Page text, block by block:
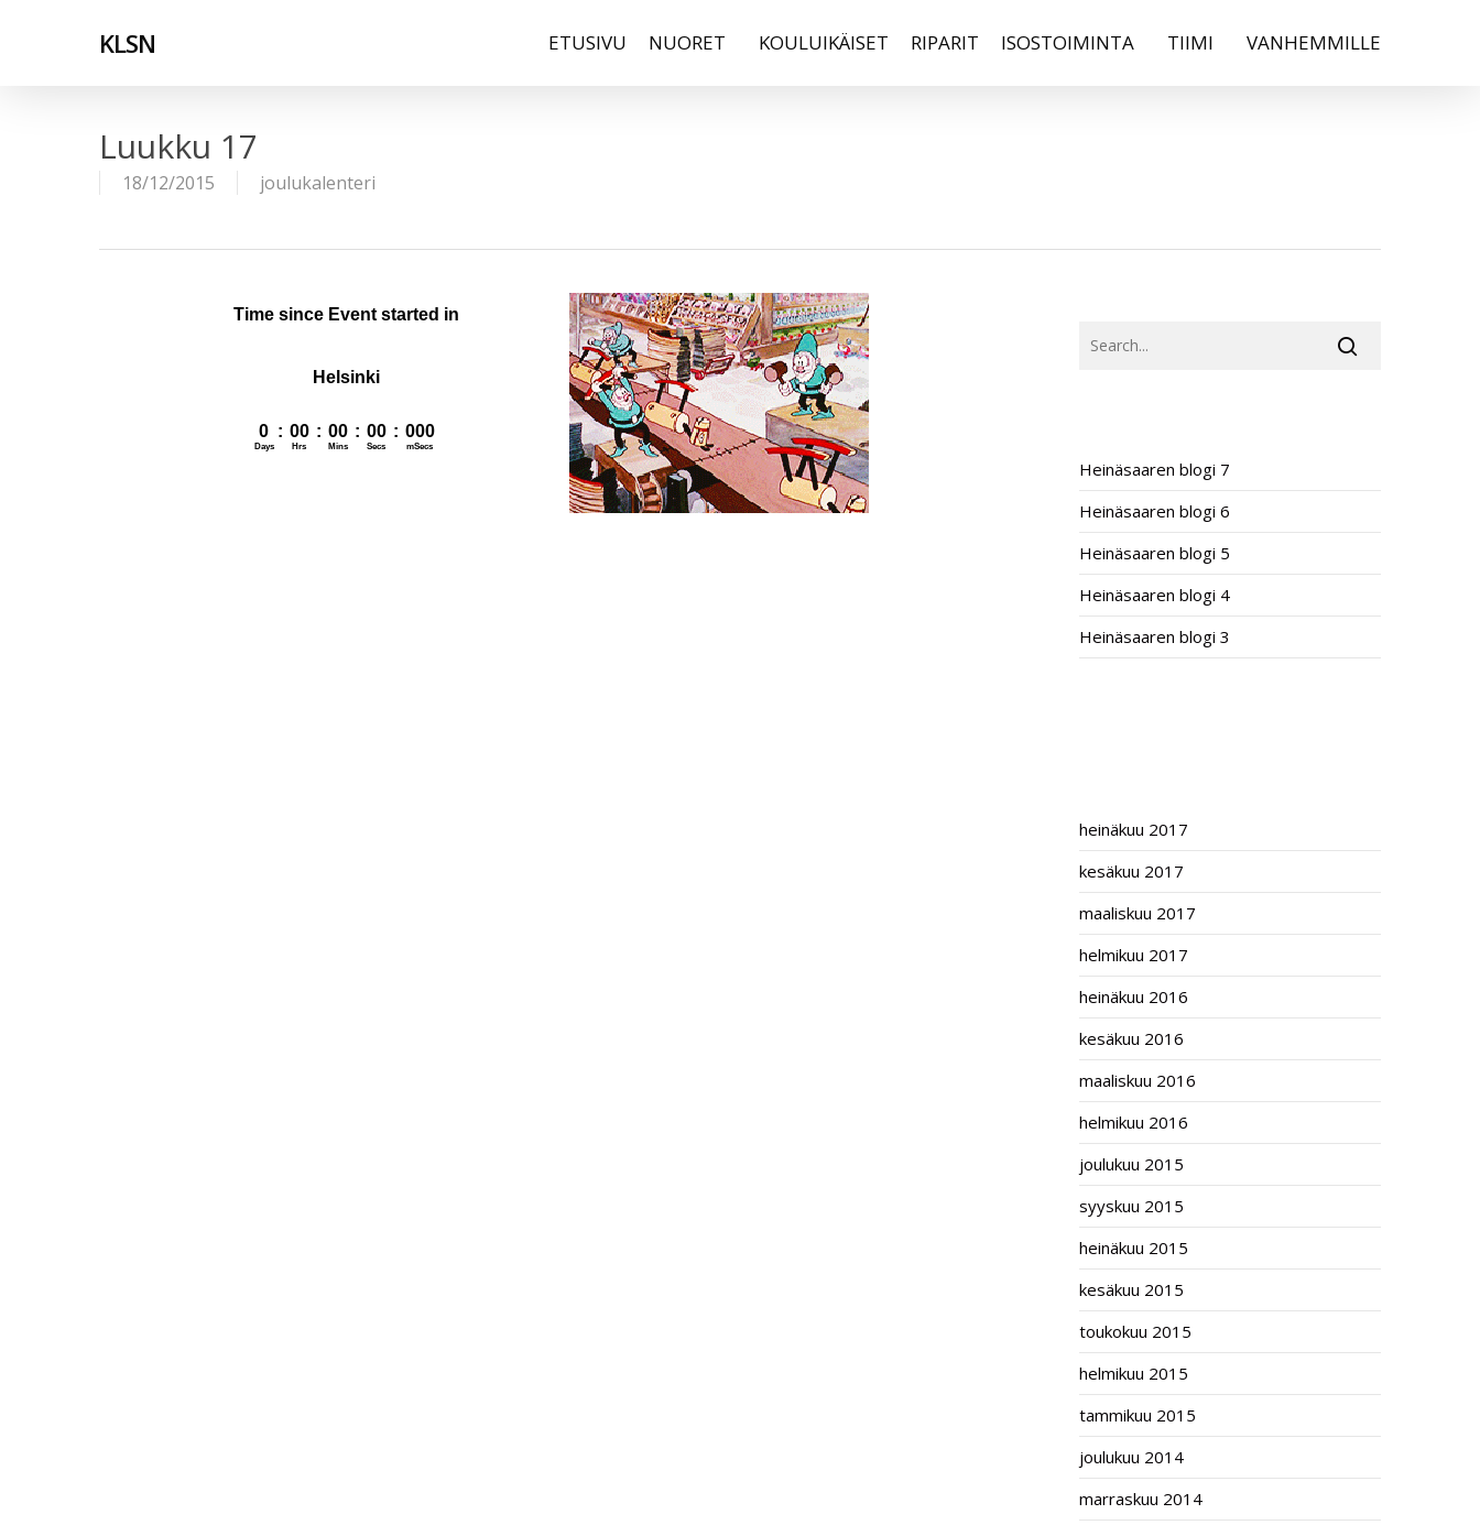
KLSN ETUSIVU NUORET KOULUIKÄISET RIPARIT ISOSTOIMINTA TIIMI VANHEMMILLE
Luukku 17
18/12/2015 joulukalenteri
Heinäsaaren blogi 7
Heinäsaaren blogi 6
Heinäsaaren blogi 5
Heinäsaaren blogi 4
Heinäsaaren blogi 3
heinäkuu 2017
kesäkuu 2017
maaliskuu 2017
helmikuu 2017
heinäkuu 2016
kesäkuu 2016
maaliskuu 2016
helmikuu 2016
joulukuu 2015
syyskuu 2015
heinäkuu 2015
kesäkuu 2015
toukokuu 2015
helmikuu 2015
tammikuu 2015
joulukuu 2014
marraskuu 2014